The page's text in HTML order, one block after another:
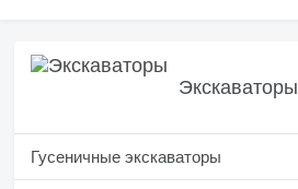
Экскаваторы
Гусеничные экскаваторы